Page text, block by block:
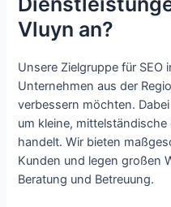
Vluyn an?
Unsere Zielgruppe für SEO
Unternehmen aus der
verbessern möchten.
um kleine,
handelt. Wir bieten
Kunden und legen großen
Beratung und Betreuung.